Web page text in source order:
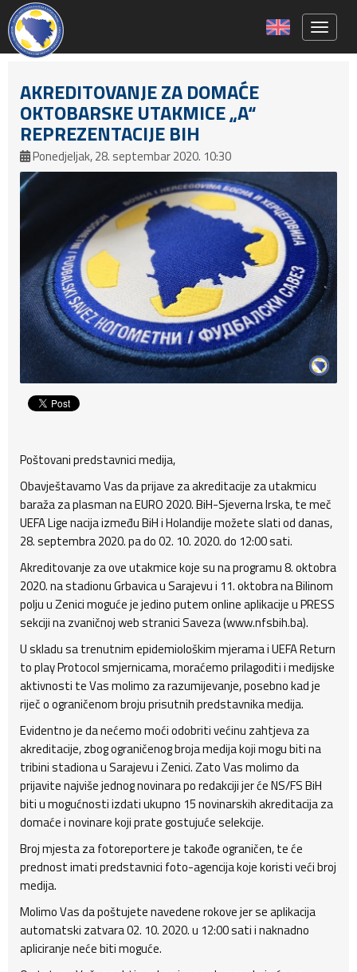
AKREDITOVANJE ZA DOMAĆE
OKTOBARSKE UTAKMICE „A“
REPREZENTACIJE BIH
Ponedjeljak, 28. septembar 2020. 10:30
Poštovani predstavnici medija,
Obavještavamo Vas da prijave za akreditacije za utakmicu
baraža za plasman na EURO 2020. BiH-Sjeverna Irska, te meč
UEFA Lige nacija između BiH i Holandije možete slati od danas,
28. septembra 2020. pa do 02. 10. 2020. do 12:00 sati.
Akreditovanje za ove utakmice koje su na programu 8. oktobra
2020. na stadionu Grbavica u Sarajevu i 11. oktobra na Bilinom
polju u Zenici moguće je jedino putem online aplikacije u PRESS
sekciji na zvaničnoj web stranici Saveza (www.nfsbih.ba).
U skladu sa trenutnim epidemiološkim mjerama i UEFA Return
to play Protocol smjernicama, moraćemo prilagoditi i medijske
aktivnosti te Vas molimo za razumijevanje, posebno kad je
riječ o ograničenom broju prisutnih predstavnika medija.
Evidentno je da nećemo moći odobriti većinu zahtjeva za
akreditacije, zbog ograničenog broja medija koji mogu biti na
tribini stadiona u Sarajevu i Zenici. Zato Vas molimo da
prijavite najviše jednog novinara po redakciji jer će NS/FS BiH
biti u mogućnosti izdati ukupno 15 novinarskih akreditacija za
domaće i novinare koji prate gostujuće selekcije.
Broj mjesta za fotoreportere je takođe ograničen, te će
prednost imati predstavnici foto-agencija koje koristi veći broj
medija.
Molimo Vas da poštujete navedene rokove jer se aplikacija
automatski zatvara 02. 10. 2020. u 12:00 sati i naknadno
apliciranje neće biti moguće.